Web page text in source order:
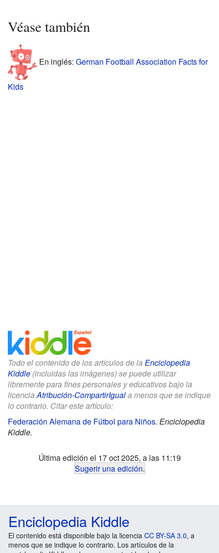
Véase también
En inglés: German Football Association Facts for
Kids
Todo el contenido de los artículos de la Enciclopedia
Kiddle (incluidas las imágenes) se puede utilizar
libremente para fines personales y educativos bajo la
licenciaAtribución-CompartirIguala menos que se indique
lo contrario. Citar este artículo:
Federación Alemana de Fútbol para Niños. Enciclopedia
Kiddle.
Última edición el 17 oct 2025, a las 11:19
Sugerir una edición.
Enciclopedia Kiddle
El contenido está disponible bajo la licencia CC BY-SA 3.0, a
menos que se indique lo contrario. Los artículos de la